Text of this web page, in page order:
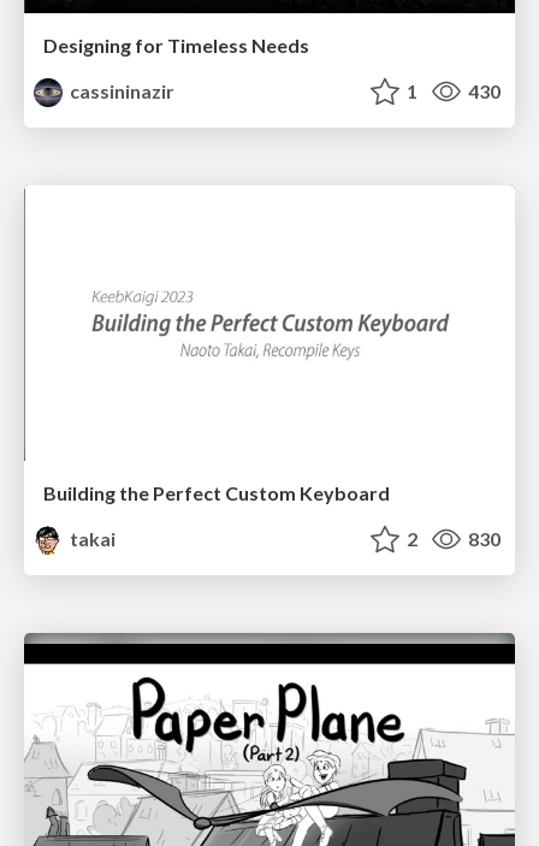
Designing for Timeless Needs
cassininazir
1 430
Building the Perfect Custom Keyboard
takai
2 830